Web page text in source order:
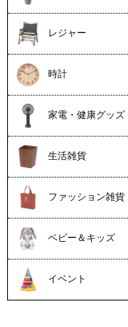
レジャー
時計
家電・健康グッズ
生活雑貨
ファッション雑貨
ベビー＆キッズ
イベント